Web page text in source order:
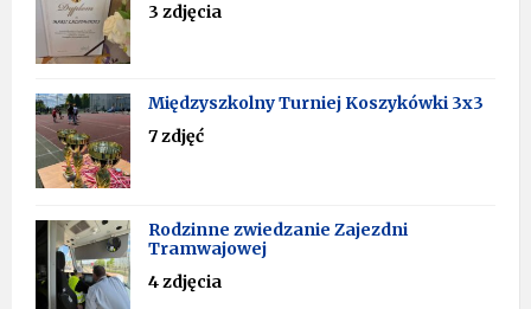
3 zdjęcia
Międzyszkolny Turniej Koszykówki 3x3
7 zdjęć
Rodzinne zwiedzanie Zajezdni
Tramwajowej
4 zdjęcia